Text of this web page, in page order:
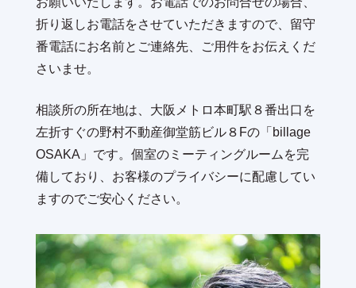
折り返しお電話をさせていただきますので、留守
番電話にお名前とご連絡先、ご用件をお伝えくだ
さいませ。
相談所の所在地は、大阪メトロ本町駅８番出口を
左折すぐの野村不動産御堂筋ビル８Fの「billage
OSAKA」です。個室のミーティングルームを完
備しており、お客様のプライバシーに配慮してい
ますのでご安心ください。